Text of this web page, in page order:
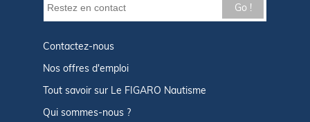
Go !
Contactez-nous
Nos offres d'emploi
Tout savoir sur Le FIGARO Nautisme
Qui sommes-nous ?